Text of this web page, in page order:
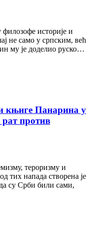
историје и
не само у српским, већ
му је доделио руско…
књиге Панарина у
против
тероризму и
тих напада створена је
су Срби били сами,